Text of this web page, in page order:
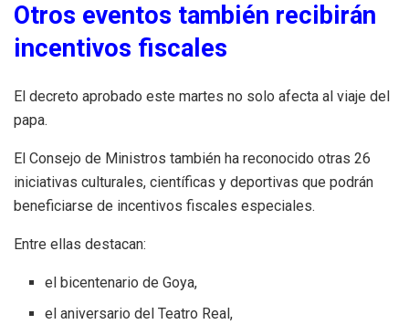
Otros eventos también recibirán
incentivos fiscales
El decreto aprobado este martes no solo afecta al viaje del
papa.
El Consejo de Ministros también ha reconocido otras 26
iniciativas culturales, científicas y deportivas que podrán
beneficiarse de incentivos fiscales especiales.
Entre ellas destacan:
el bicentenario de Goya,
el aniversario del Teatro Real,